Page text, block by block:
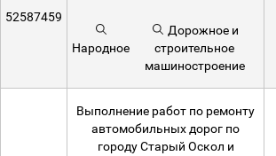
52587459
Народное
Дорожное и
строительное
машиностроение
Выполнение работ по ремонту
автомобильных дорог по
городу Старый Оскол и